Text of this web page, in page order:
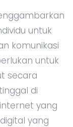
untuk
komunikasi
untuk
secara
di
yang
yang